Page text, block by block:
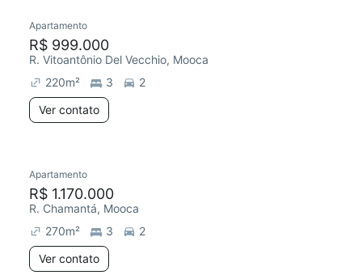
Apartamento
R$ 999.000
R. Vitoantônio Del Vecchio, Mooca
220m² 3
2
Ver contato
Apartamento
R$ 1.170.000
R. Chamantá, Mooca
270m² 3
2
Ver contato